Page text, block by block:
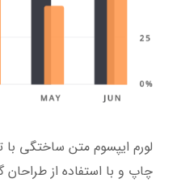
لورم ایپسوم متن ساختگی
چاپ و با استفاده از